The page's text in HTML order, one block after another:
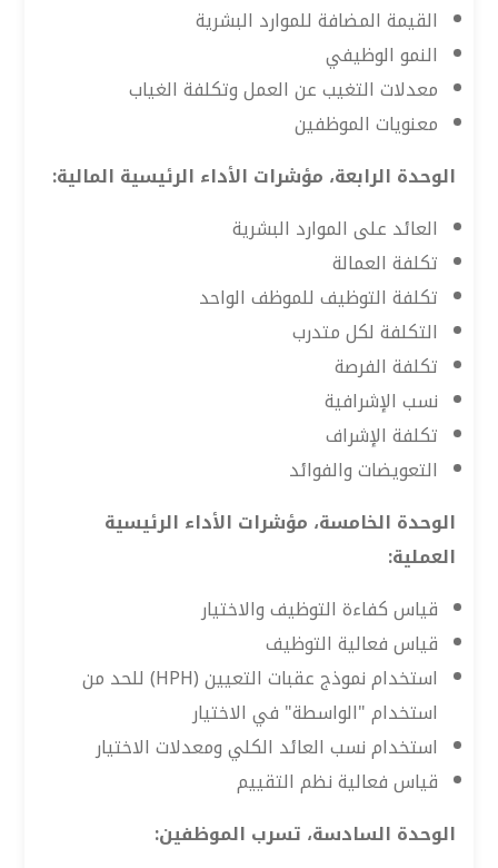
القيمة المضافة للموارد البشرية
النمو الوظيفي
معدلات التغيب عن العمل وتكلفة الغياب
معنويات الموظفين
الوحدة الرابعة، مؤشرات الأداء الرئيسية المالية:
العائد على الموارد البشرية
تكلفة العمالة
تكلفة التوظيف للموظف الواحد
التكلفة لكل متدرب
تكلفة الفرصة
نسب الإشرافية
تكلفة الإشراف
التعويضات والفوائد
الوحدة الخامسة، مؤشرات الأداء الرئيسية
العملية:
قياس كفاءة التوظيف والاختيار
قياس فعالية التوظيف
استخدام نموذج عقبات التعيين (HPH) للحد من
استخدام "الواسطة" في الاختيار
استخدام نسب العائد الكلي ومعدلات الاختيار
قياس فعالية نظم التقييم
الوحدة السادسة، تسرب الموظفين: